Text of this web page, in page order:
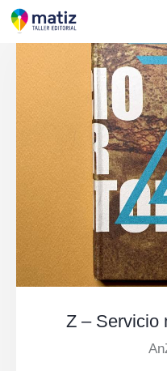
Z – Servicio